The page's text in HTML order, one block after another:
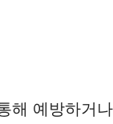
예방하거